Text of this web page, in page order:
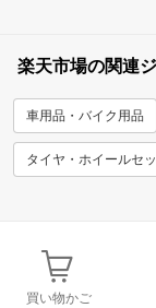
楽天市場の関連
車用品・バイク用品
タイヤ・ホイールセ
買い物かご